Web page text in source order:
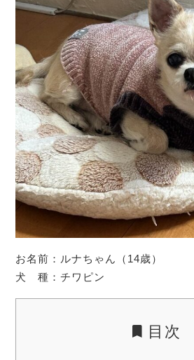
お名前：ルナちゃん（14歳）
犬 種：チワピン
目次